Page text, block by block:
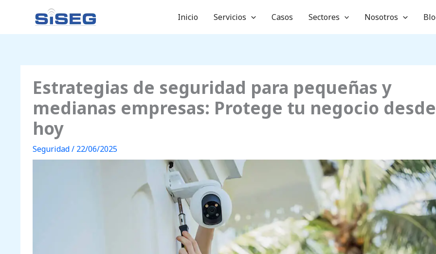
contenido
Inicio Servicios Casos Sectores Nosotros
Estrategias de seguridad para pequeñas y
medianas empresas: Protege tu negocio desde
hoy
Seguridad/ 22/06/2025